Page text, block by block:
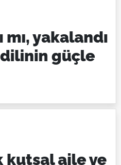
mı, yakalandı
dilinin güçle
kutsal aile ve